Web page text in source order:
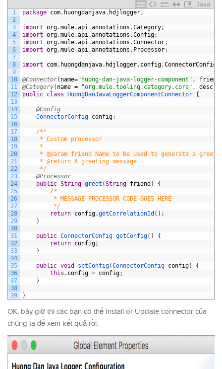
Java
1
2
3
4
5
6
7
8
9
10
11
12
13
14
15
16
17
18
19
20
21
22
23
24
25
26
27
28
29
30
31
32
33
34
35
36
37
38
39
package com. huongdanjava. hdjlogger;
import org.mule.api .annotations .Category;
import org.mule.api .annotations .Config;
import org.mule.api .annotations .Connector;
import org.mule.api .annotations . Processor;
import com. huongdanjava. hdjlogger. config.ConnectorConfig
@Connector( name="huong-dan-java-logger-component" ,
@Category( name = "org.mule.tooling.category.core" ,
public class HuongDanJavaLoggerComponentConnector {
@Config
ConnectorConfig config;
/**
* Custom processor
*
* @param friend Name to be used to generate a
* @return A greeting message
*/
@Processor
public String greet (String friend )
{
/*
* MESSAGE PROCESSOR CODE GOES HERE
*/
return config.getCorrelationId ( ) ;
}
public ConnectorConfig getConfig( )
{
return config;
}
public void setConfig(ConnectorConfig config)
{
this . config = config;
}
}
OK, bây giờ thì các bạn có thể Install or Update connector của
chúng ta để xem kết quả rồi: